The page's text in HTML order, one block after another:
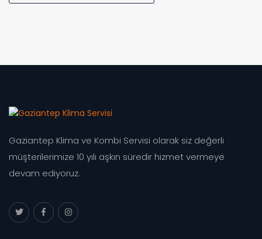
Gaziantep Klima ve Kombi Servisi olarak siz değerli
müşterilerimize 10 yılı aşkın süredir hizmet vermeye
devam ediyoruz.